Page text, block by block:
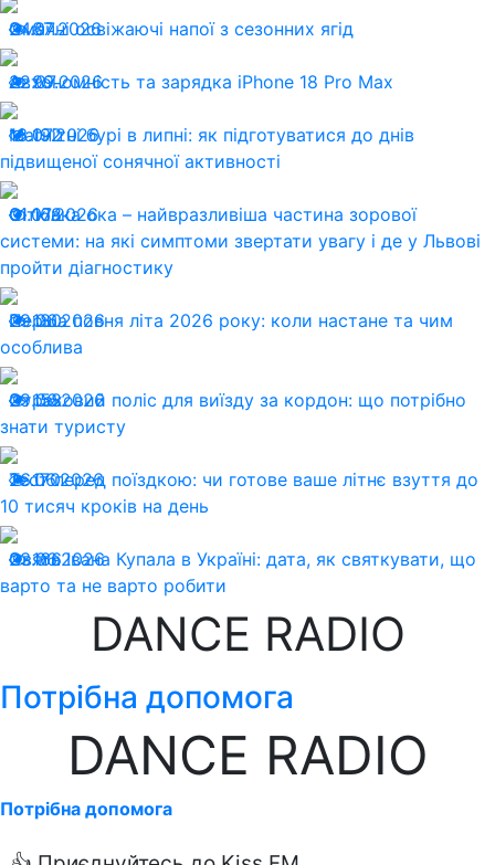
24.07.2026
87
Смачні освіжаючі напої з сезонних ягід
22.07.2026
99
Автономність та зарядка iPhone 18 Pro Max
13.07.2026
192
Магнітні бурі в липні: як підготуватися до днів
підвищеної сонячної активності
01.07.2026
168
Сітківка ока – найвразливіша частина зорової
системи: на які симптоми звертати увагу і де у Львові
пройти діагностику
29.06.2026
180
Перша повня літа 2026 року: коли настане та чим
особлива
29.06.2026
158
Страховий поліс для виїзду за кордон: що потрібно
знати туристу
26.06.2026
170
Тест перед поїздкою: чи готове ваше літнє взуття до
10 тисяч кроків на день
23.06.2026
166
Свята Івана Купала в Україні: дата, як святкувати, що
варто та не варто робити
DANCE RADIO
Потрібна допомога
DANCE RADIO
Потрібна допомога